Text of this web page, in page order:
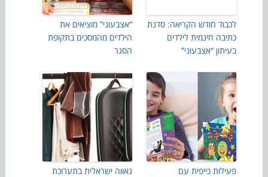
לכבוד חודש הקריאה: סדנת
כתיבה חינמית לילדים
בעיתון “אצבעוני”
“אצבעוני” מוציאים את
הילדים מהמסכים בתקופת
הסגר
פעילות כייפית עם
גאווה ישראלית בתערוכת